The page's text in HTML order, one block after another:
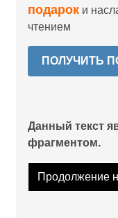
подарок и
чтением
ПОЛУЧИТЬ
Данный текст
фрагментом.
Продолжение